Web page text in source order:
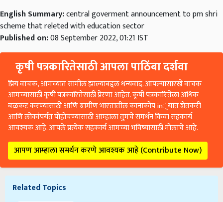
English Summary:central goverment announcement to pm shri
scheme that releted with education sector
Published on:08 September 2022, 01:21 IST
कृषी पत्रकारितेसाठी आपला पाठिंबा दर्शवा
प्रिय वाचक, आमच्यात सामील झाल्याबद्दल धन्यवाद. आपल्यासारखे वाचक
आमच्यासाठी कृषी पत्रकारितेसाठी प्रेरणा आहेत. कृषी पत्रकारितेला अधिक
बळकट करण्यासाठी आणि ग्रामीण भारतातील कानाकोप in्यात शेतकरी
आणि लोकांपर्यंत पोहोचण्यासाठी आम्हाला तुमचे समर्थन किंवा सहकार्य
आवश्यक आहे. आपले प्रत्येक सहकार्य आमच्या भविष्यासाठी मोलाचे आहे.
आपण आम्हाला समर्थन करणे आवश्यक आहे (Contribute Now)
Related Topics